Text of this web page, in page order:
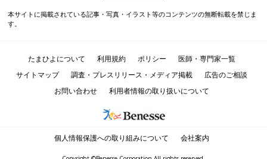
本サイトに掲載されている記事・写真・イラスト等のコンテンツの無断転載を禁じま
す。
たまひよについて 利用規約 ポリシー
医師・専門家一覧
サイトマップ
調査・プレスリリース・メディア掲載
広告のご相談
お問い合わせ
利用者情報の取り扱いについて
個人情報保護への取り組みについて 会社案内